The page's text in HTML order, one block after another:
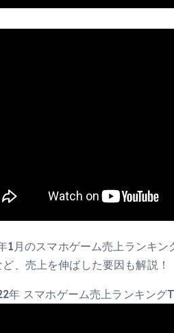
1月のスマホゲーム売上ランキ
、売上を伸ばした要因も解説！
年 スマホゲーム売上ランキング